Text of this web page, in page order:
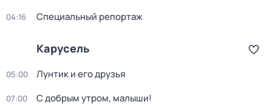
04:16 Специальный репортаж
Карусель
05:00 Лунтик и его друзья
07:00 С добрым утром, малыши!